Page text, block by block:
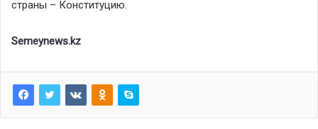
страны – Конституцию.
Semeynews.kz